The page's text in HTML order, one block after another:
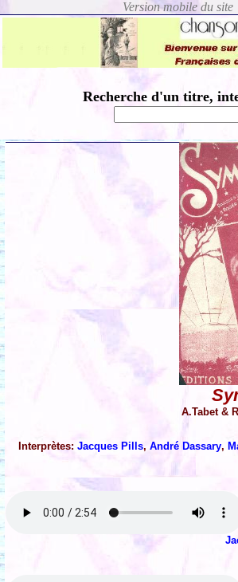
Recherche d'un titre,
A.Tabet &
Interprètes: Jacques Pills, André Dassary,